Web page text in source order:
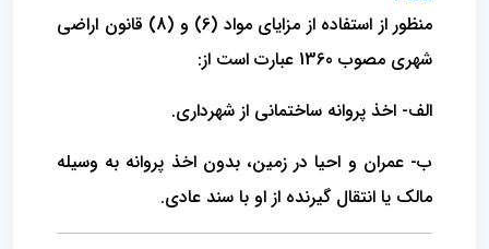
منظور از استفاده از مزایای مواد (6) و (8) قانون اراضی
شهری مصوب 1360 عبارت است از:
الف- اخذ پروانه ساختمانی از شهرداری.
ب- عمران و احیا در زمین، بدون اخذ پروانه به وسیله
مالک یا انتقال گیرنده از او با سند عادی.